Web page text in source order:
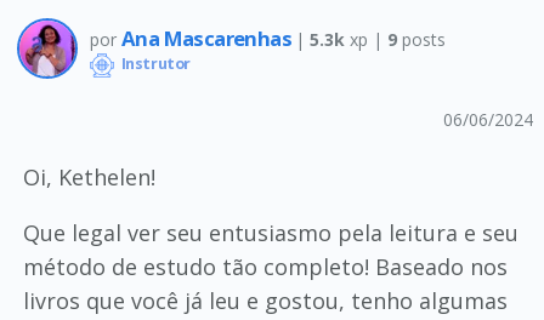
por Ana Mascarenhas |5.3k xp | 9 posts
Instrutor
06/06/2024
Oi, Kethelen!
Que legal ver seu entusiasmo pela leitura e seu
método de estudo tão completo! Baseado nos
livros que você já leu e gostou, tenho algumas